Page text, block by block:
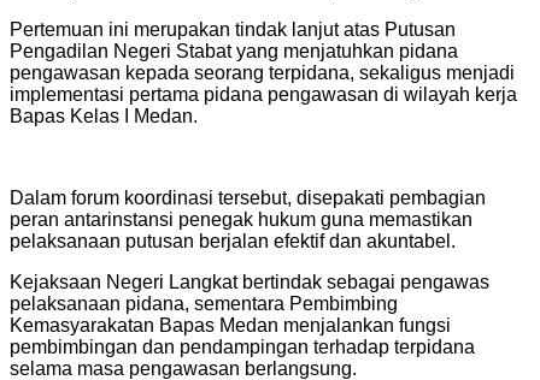
Pertemuan ini merupakan tindak lanjut atas Putusan
Pengadilan Negeri Stabat yang menjatuhkan pidana
pengawasan kepada seorang terpidana, sekaligus menjadi
implementasi pertama pidana pengawasan di wilayah kerja
Bapas Kelas I Medan.
Dalam forum koordinasi tersebut, disepakati pembagian
peran antarinstansi penegak hukum guna memastikan
pelaksanaan putusan berjalan efektif dan akuntabel.
Kejaksaan Negeri Langkat bertindak sebagai pengawas
pelaksanaan pidana, sementara Pembimbing
Kemasyarakatan Bapas Medan menjalankan fungsi
pembimbingan dan pendampingan terhadap terpidana
selama masa pengawasan berlangsung.